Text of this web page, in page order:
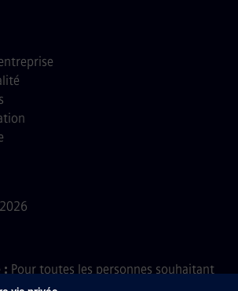
: Pour toutes les personnes souhaitant